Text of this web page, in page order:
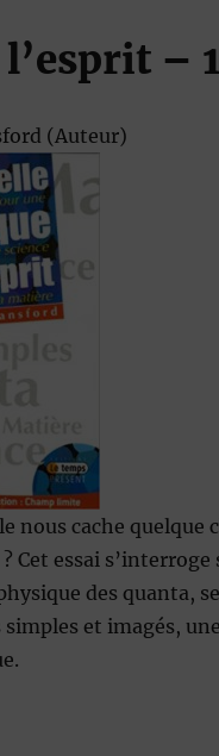
–
(Auteur)
cache quelque
Cet essai
des quanta,
et imagés,